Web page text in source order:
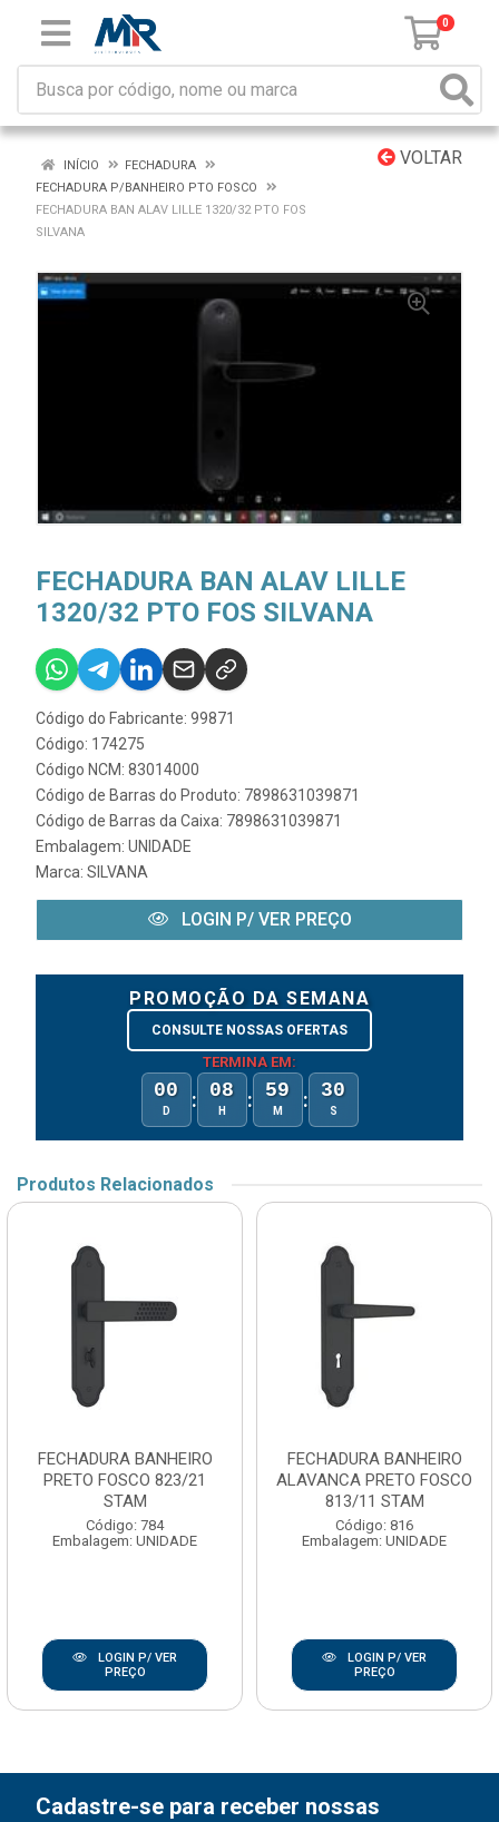
0
VOLTAR
INÍCIO
FECHADURA
FECHADURA P/BANHEIRO PTO FOSCO
FECHADURA BAN ALAV LILLE 1320/32 PTO FOS
SILVANA
FECHADURA BAN ALAV LILLE
1320/32 PTO FOS SILVANA
Código do Fabricante: 99871
Código: 174275
Código NCM: 83014000
Código de Barras do Produto: 7898631039871
Código de Barras da Caixa: 7898631039871
Embalagem: UNIDADE
Marca: SILVANA
LOGIN P/ VER PREÇO
PROMOÇÃO DA SEMANA
CONSULTE NOSSAS OFERTAS
TERMINA EM:
00
D : 08
H : 59
M : 30
S
Produtos Relacionados
FECHADURA BANHEIRO
PRETO FOSCO 823/21
STAM
Código: 784
Embalagem: UNIDADE
LOGIN P/ VER
PREÇO
FECHADURA BANHEIRO
ALAVANCA PRETO FOSCO
813/11 STAM
Código: 816
Embalagem: UNIDADE
LOGIN P/ VER
PREÇO
Cadastre-se para receber nossas